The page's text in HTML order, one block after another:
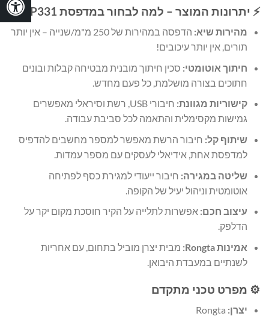
⚡ יתרונות המוצר – למה לבחור במדפסת RP331?
מהירות שיא:
הדפסה במהירות של 250 מ"מ/שנייה – אין יותר
תורים, אין יותר עיכובים!
חיתוך אוטומטי: סכין חיתוך מובנית מבטיחה קבלות ובונים
חתוכים בצורה מושלמת, כל פעם מחדש.
קישוריות מגוונת:
חיבורי USB, רשת וסיראלי מאפשרים
גמישות מקסימלית והתאמה לכל סביבת עבודה.
שיתוף קל: חיבור הרשת מאפשר למספר מחשבים להדפיס
למדפסת אחת, אידיאלי לעסקים עם מספר עמדות.
שליטה במגירה: חיבור ייעודי למגירת כסף לפתיחה
אוטומטית וניהול יעיל של הקופה.
עיצוב חכם: אפשרות לתלייה על הקיר חוסכת מקום יקר על
הדלפק.
אמינות Rongta:
מבית יצרן מוביל בתחום, עם אחריות
לשנתיים במעבדת היבואן.
⚙️ מפרט טכני מתקדם
יצרן: